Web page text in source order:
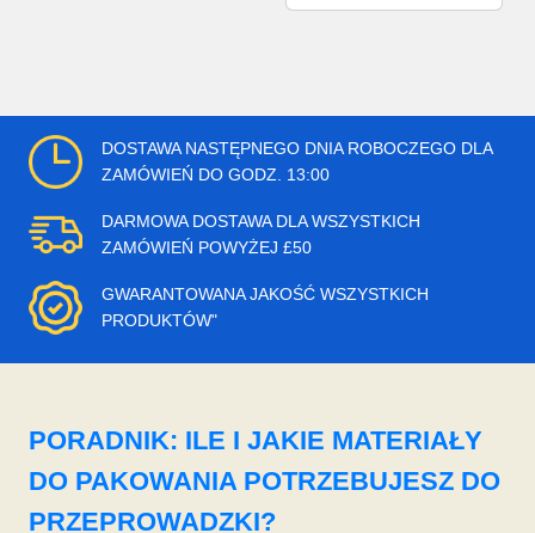
DOSTAWA NASTĘPNEGO DNIA ROBOCZEGO DLA
ZAMÓWIEŃ DO GODZ. 13:00
DARMOWA DOSTAWA DLA WSZYSTKICH
ZAMÓWIEŃ POWYŻEJ £50
GWARANTOWANA JAKOŚĆ WSZYSTKICH
PRODUKTÓW"
PORADNIK: ILE I JAKIE MATERIAŁY
DO PAKOWANIA POTRZEBUJESZ DO
PRZEPROWADZKI?